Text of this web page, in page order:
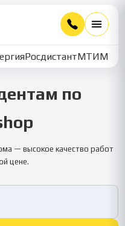
РосдистантМТИММУ
по
— высокое качество работ
цене.